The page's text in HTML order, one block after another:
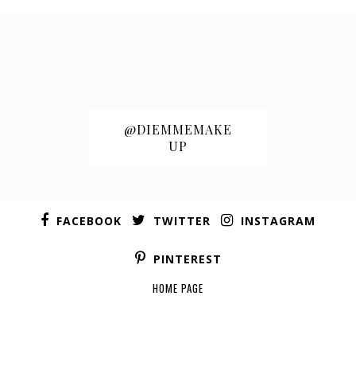
@DIEMMEMAKE
UP
FACEBOOK TWITTER INSTAGRAM
PINTEREST
HOME PAGE